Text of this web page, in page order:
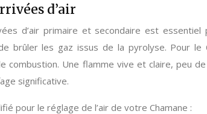
d’air
d’air primaire et secondaire est
brûler les gaz issus de la pyrolyse. Pour le
combustion. Une flamme vive et claire, peu
significative.
pour le réglage de l’air de votre Chamane :